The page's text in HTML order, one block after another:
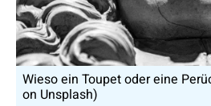
Wieso ein Toupet oder eine
on Unsplash)